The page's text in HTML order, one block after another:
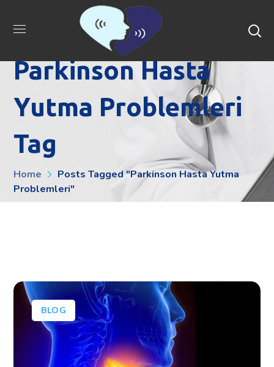
Parkinson Hasta
Yutma Problemleri
Tag
Home
Posts Tagged "Parkinson Hasta Yutma
Problemleri"
BLOG